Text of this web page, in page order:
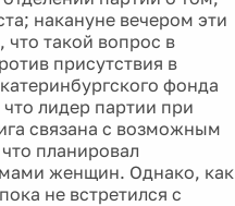
накануне вечером эти
что такой вопрос в
присутствия в
фонда
лидер партии при
связана с возможным
планировал
женщин. Однако, как
не встретился с